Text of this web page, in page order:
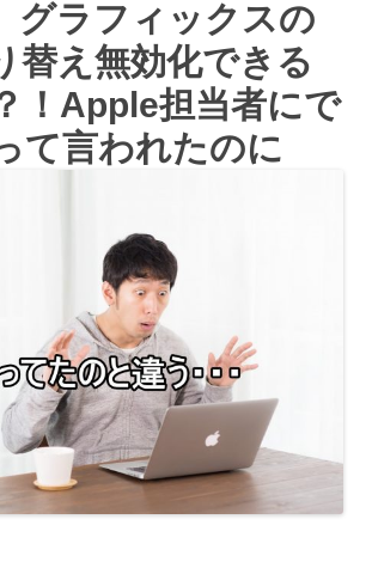
グラフィックスの
替え無効化できる
！Apple担当者にで
て言われたのに